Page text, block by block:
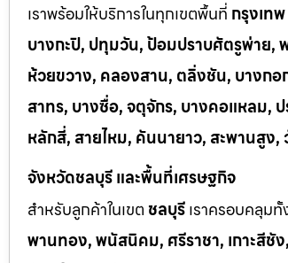
เราพร้อมให้บริการในทุกเขตพื้นที่ กรุงเทพ
บางกะปิ, ปทุมวัน, ป้อมปราบศัตรูพ่าย,
ห้วยขวาง, คลองสาน, ตลิ่งชัน, บางก
สาทร, บางซื่อ, จตุจักร, บางคอแหลม,
หลักสี่, สายไหม, คันนายาว, สะพานสู
จังหวัดชลบุรี และพื้นที่เศรษฐกิจ
สำหรับลูกค้าในเขต ชลบุรีเราครอบคลุมทั้
พานทอง, พนัสนิคม, ศรีราชา, เกาะสีชั